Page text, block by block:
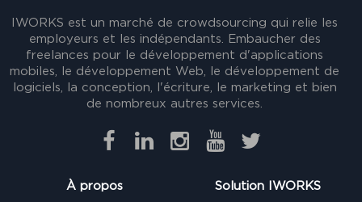
IWORKS est un marché de crowdsourcing qui relie les
employeurs et les indépendants. Embaucher des
freelances pour le développement d'applications
mobiles, le développement Web, le développement de
logiciels, la conception, l'écriture, le marketing et bien
de nombreux autres services.
À propos Solution IWORKS